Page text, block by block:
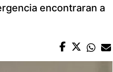
encontraran a